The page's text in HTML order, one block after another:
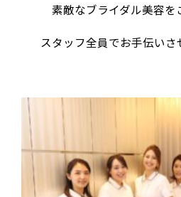
素敵なブライダル美容を
スタッフ全員でお手伝いさ